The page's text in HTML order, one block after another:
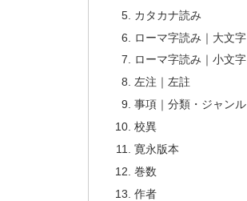
カタカナ読み
ローマ字読み｜大文字
ローマ字読み｜小文字
左注｜左註
事項｜分類・ジャンル
校異
寛永版本
巻数
作者